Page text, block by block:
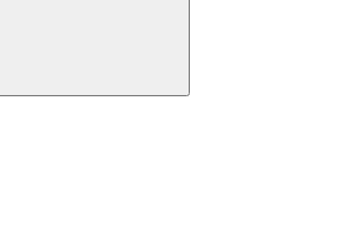
Buscar